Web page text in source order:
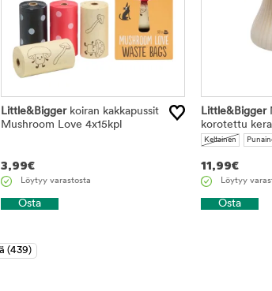
Little&Biggerkoiran kakkapussit
Mushroom Love 4x15kpl
3,99€
Löytyy varastosta
Osta
Little&Bigger
korotettu
Keltainen
11,99€
Löytyy
Osta